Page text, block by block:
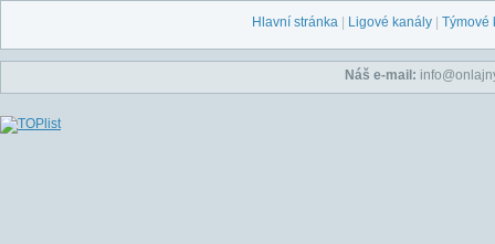
Hlavní stránka Ligové kanály Týmové
Náš e-mail: